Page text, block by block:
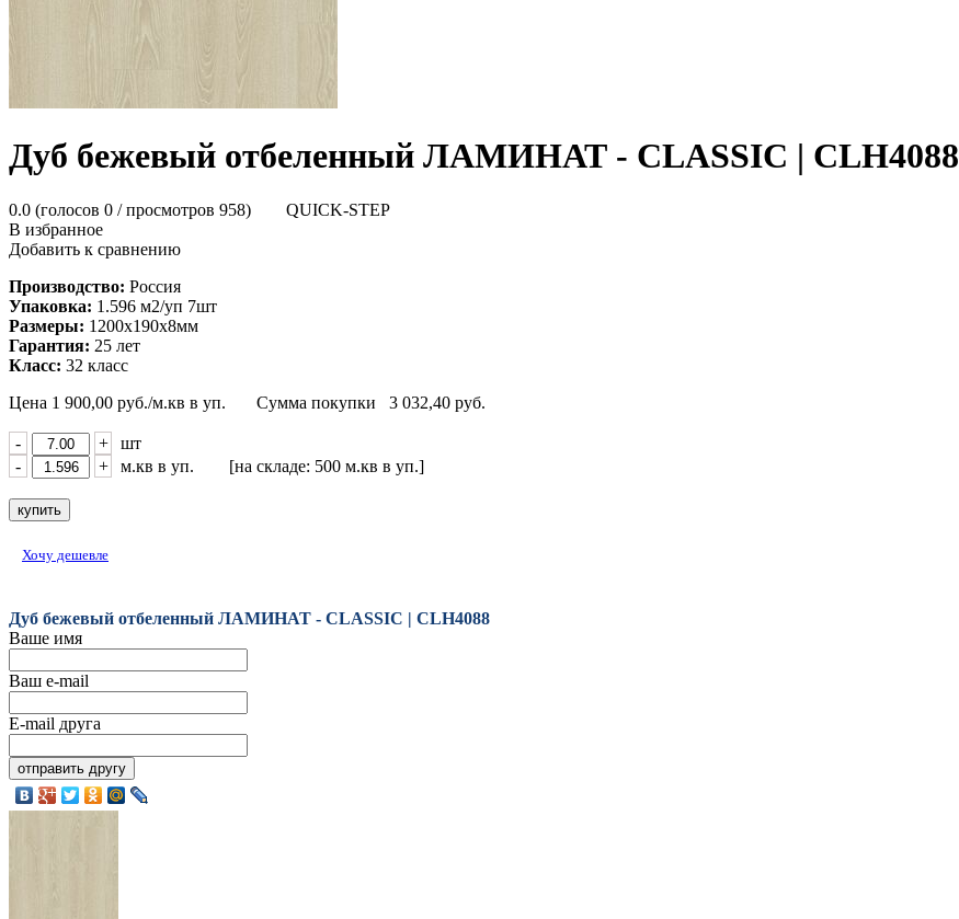
Дуб бежевый отбеленный ЛАМИНАТ - CLASSIC | CLH4088
0.0 (голосов 0 / просмотров 958)
QUICK-STEP
В избранное
Добавить к сравнению
Производство: Россия
Упаковка: 1.596 м2/уп 7шт
Размеры: 1200х190х8мм
Гарантия: 25 лет
Класс: 32 класс
Цена 1 900,00 руб./м.кв в уп. Сумма покупки 3 032,40 руб.
- +
шт
-
+ м.кв в уп. [на складе: 500 м.кв в уп.]
Хочу дешевле
Дуб бежевый отбеленный ЛАМИНАТ - CLASSIC | CLH4088
Ваше имя
Ваш e-mail
E-mail друга